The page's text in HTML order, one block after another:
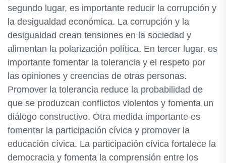
segundo lugar, es importante reducir la corrupción y
la desigualdad económica. La corrupción y la
desigualdad crean tensiones en la sociedad y
alimentan la polarización política. En tercer lugar, es
importante fomentar la tolerancia y el respeto por
las opiniones y creencias de otras personas.
Promover la tolerancia reduce la probabilidad de
que se produzcan conflictos violentos y fomenta un
diálogo constructivo. Otra medida importante es
fomentar la participación cívica y promover la
educación cívica. La participación cívica fortalece la
democracia y fomenta la comprensión entre los